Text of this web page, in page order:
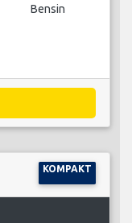
Bensin
KOMPAKT